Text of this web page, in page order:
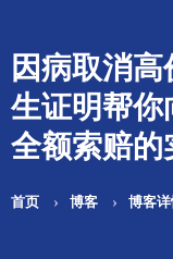
因病取消
生证明帮你
全额索赔的
首页 博客 博客